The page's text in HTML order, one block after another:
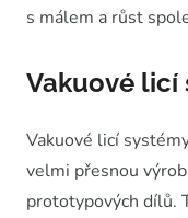
s málem a růst
Vakuové licí
Vakuové licí
velmi přesnou
prototypových dílů.